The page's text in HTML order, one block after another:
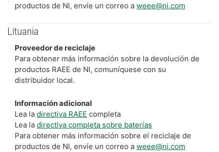
productos de NI, envíe un correo a weee@ni.com
Lituania
Proveedor de reciclaje
Para obtener más información sobre la devolución de
productos RAEE de NI, comuníquese con su
distribuidor local.
Información adicional
Lea la directiva RAEE completa
Lea la directiva completa sobre baterías
Para obtener más información sobre el reciclaje de
productos de NI, envíe un correo a weee@ni.com